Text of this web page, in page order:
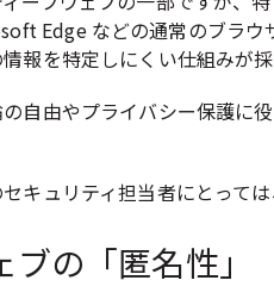
Edge などの通常のブラ
報を特定しにくい仕組みが
自由やプライバシー保護に
キュリティ担当者にとって
の「匿名性」